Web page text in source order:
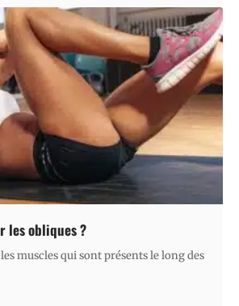
les obliques ?
muscles qui sont présents le long des